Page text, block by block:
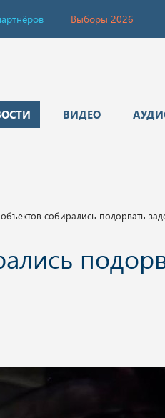
Выборы 2026
ВИДЕО
собирались подорвать